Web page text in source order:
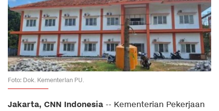
Foto: Dok. Kementerian PU.
Jakarta, CNN Indonesia -- Kementerian Pekerjaan